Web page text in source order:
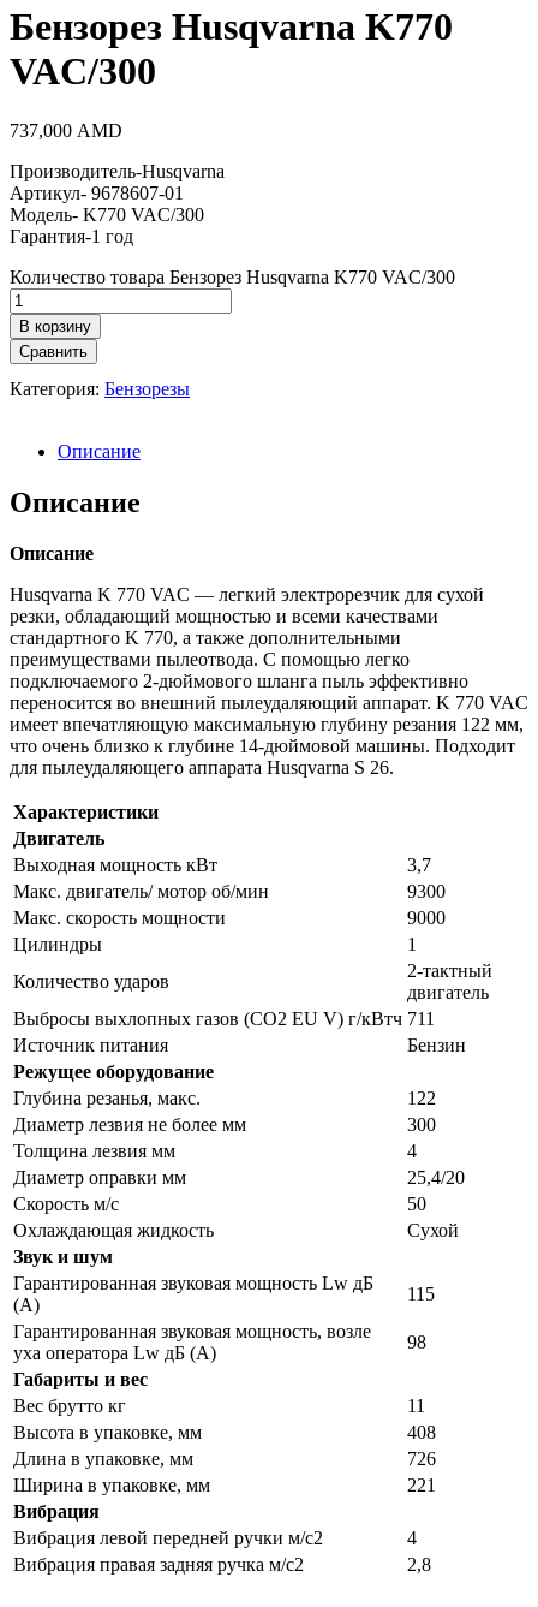
Бензорез Husqvarna K770
VAC/300
737,000 AMD
Производитель-Husqvarna
Артикул- 9678607-01
Модель- K770 VAC/300
Гарантия-1 год
Количество товара Бензорез Husqvarna K770 VAC/300
В корзину
Сравнить
Категория: Бензорезы
Описание
Описание
Описание
Husqvarna K 770 VAC — легкий электрорезчик для сухой
резки, обладающий мощностью и всеми качествами
стандартного K 770, а также дополнительными
преимуществами пылеотвода. С помощью легко
подключаемого 2-дюймового шланга пыль эффективно
переносится во внешний пылеудаляющий аппарат. K 770 VAC
имеет впечатляющую максимальную глубину резания 122 мм,
что очень близко к глубине 14-дюймовой машины. Подходит
для пылеудаляющего аппарата Husqvarna S 26.
Характеристики
Двигатель
Выходная мощность кВт
3,7
Макс. двигатель/ мотор об/мин
9300
Макс. скорость мощности
9000
Цилиндры
1
Количество ударов
2-тактный
двигатель
Выбросы выхлопных газов (CO2 EU V) г/кВтч 711
Источник питания
Бензин
Режущее оборудование
Глубина резанья, макс.
122
Диаметр лезвия не более мм
300
Толщина лезвия мм
4
Диаметр оправки мм
25,4/20
Скорость м/с
50
Охлаждающая жидкость
Сухой
Звук и шум
Гарантированная звуковая мощность Lw дБ
(А)
115
Гарантированная звуковая мощность, возле
уха оператора Lw дБ (А)
98
Габариты и вес
Вес брутто кг
11
Высота в упаковке, мм
408
Длина в упаковке, мм
726
Ширина в упаковке, мм
221
Вибрация
Вибрация левой передней ручки м/с2
4
Вибрация правая задняя ручка м/с2
2,8